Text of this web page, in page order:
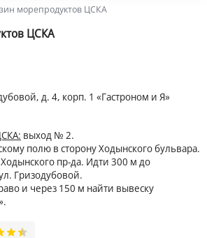
оплат.
морепродуктов ЦСКА
ЦСКА
д. 4, корп. 1 «Гастроном и Я»
выход № 2.
полю в сторону Ходынского бульвара.
пр-да. Идти 300 м до
Гризодубовой.
и через 150 м найти вывеску